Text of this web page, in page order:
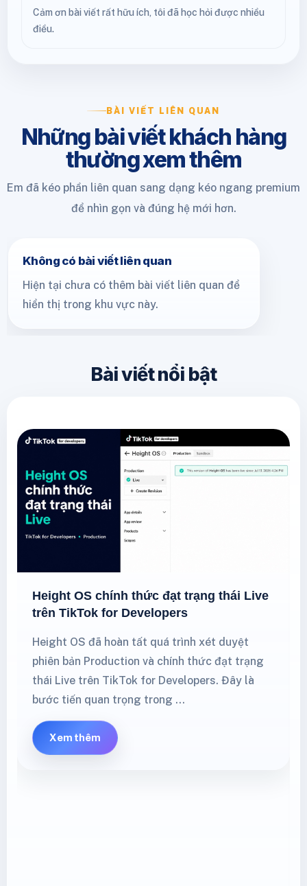
Cảm ơn bài viết rất hữu ích, tôi đã học hỏi được nhiều
điều.
BÀI VIẾT LIÊN QUAN
Những bài viết khách hàng
thường xem thêm
Em đã kéo phần liên quan sang dạng kéo ngang premium
để nhìn gọn và đúng hệ mới hơn.
Không có bài viết liên quan
Hiện tại chưa có thêm bài viết liên quan để
hiển thị trong khu vực này.
Bài viết nổi bật
Height OS chính thức đạt trạng thái Live
trên TikTok for Developers
Height OS đã hoàn tất quá trình xét duyệt
phiên bản Production và chính thức đạt trạng
thái Live trên TikTok for Developers. Đây là
bước tiến quan trọng trong …
Xem thêm